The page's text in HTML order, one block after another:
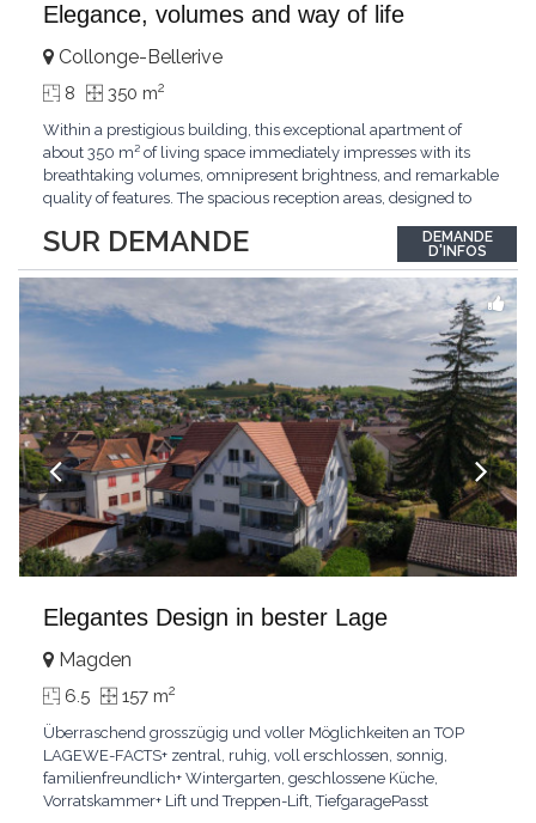
Elegance, volumes and way of life
SUR DEMANDE
Collonge-Bellerive
8 350 m2
Within a prestigious building, this exceptional apartment of
about 350 m² of living space immediately impresses with its
breathtaking volumes, omnipresent brightness, and remarkable
quality of features. The spacious reception areas, designed to
outdoor spaces bathed in greenery. The bedrooms also have
direct access to the outdoors, offering...
DEMANDE
D'INFOS
Elegantes Design in bester Lage
Magden
6.5 157 m2
Überraschend grosszügig und voller Möglichkeiten an TOP
LAGEWE-FACTS+ zentral, ruhig, voll erschlossen, sonnig,
familienfreundlich+ Wintergarten, geschlossene Küche,
Vorratskammer+ Lift und Treppen-Lift, TiefgaragePasst